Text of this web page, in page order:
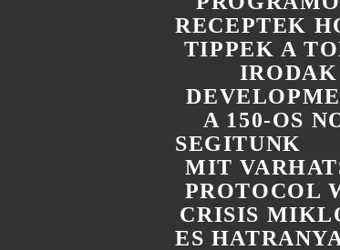
RECEPTEK
TIPPEK A
A 150-OS
SEGITUNK
MIT
PROTOCOL
CRISIS
ES